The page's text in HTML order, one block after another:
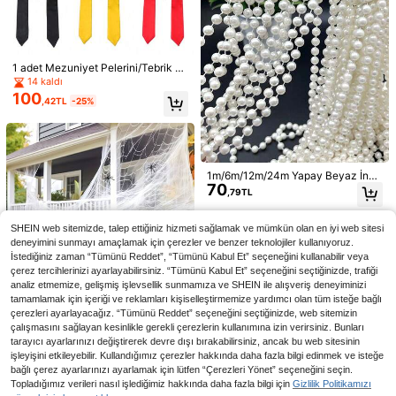
1 Rulo Bordo Organze Kumaş, 29.85
ft/74.8ft/149.77ft/299.7ft Uzunlukt
Y, Düğün Elbiseleri/Duvağı, Bale Tut
uları, Gelinlikler, Masa Etekleri/Çadı
rlar, Düğün Dekorasyonları, Sandaly
e Arkası Süsleme, Parti Arka Planlar
ı, Çelenk Sarma, Merdiven Korkuluk
ları, Romantik Noel Töreni Arka Plan
ları ve Tatil Partisi Dekorasyonları İç
108
1 adet Bira Partisi Süslemeleri, Siya
h ve Altın Mutlu Yıllar Arka Planı, Er
kekler İçin Soğuk Bir Bira, Yaşlılar İç
in Fotoğrafçılık Arkaplan Afişi, 30.,
40., 50. Doğum Günü Tebrikleri ve
Biralar Parti Malzemeleri
189,32TL
1 adet Mezuniyet Pelerini/Tebrik M
ezuniyet Şalı, Siyah, Sarı, Mavi, Kır
mızı Renkler Dahil, 2026 Mezuniye
t Töreni Kurdeleli, Mezuniyet Kutla
Malzemeleri, Mezuniyet Fotoğraf Ç
ekimi Aksesuarları
14 kaldı
100 ,42TL -25%
1 adet, 60/100/200g Örümcek Ağı
1m/6m/12m/24m Yapay Beyaz İnci
Boncuklu Çelenk, Kendin Yap Düğü
n Aksesuarları, Düğün, Parti, Ev, Çi
çek, Takı, Veranda, Doğum Günü,
Mezuniyet Balosu Dekorasyonu
70 ,79TL
SHEIN web sitemizde, talep ettiğiniz hizmeti sağlamak ve mümkün olan en iyi web sitesi
deneyimini sunmayı amaçlamak için çerezler ve benzer teknolojiler kullanıyoruz.
İstediğiniz zaman “Tümünü Reddet”, “Tümünü Kabul Et” seçeneğini kullanabilir veya
çerez tercihlerinizi ayarlayabilirsiniz. “Tümünü Kabul Et” seçeneğini seçtiğinizde, trafiği
analiz etmemize, gelişmiş işlevsellik sunmamıza ve SHEIN ile alışveriş deneyiminizi
tamamlamak için içeriği ve reklamları kişiselleştirmemize yardımcı olan tüm isteğe bağlı
çerezleri ayarlayacağız. “Tümünü Reddet” seçeneğini seçtiğinizde, web sitemizin
çalışmasını sağlayan kesinlikle gerekli çerezlerin kullanımına izin verirsiniz. Bunları
tarayıcı ayarlarınızı değiştirerek devre dışı bırakabilirsiniz, ancak bu web sitesinin
işleyişini etkileyebilir. Kullandığımız çerezler hakkında daha fazla bilgi edinmek ve isteğe
bağlı çerez ayarlarınızı ayarlamak için lütfen “Çerezleri Yönet” seçeneğini seçin.
Topladığımız verileri nasıl işlediğimiz hakkında daha fazla bilgi için Gizlilik Politikamızı